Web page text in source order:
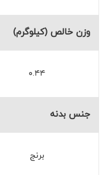
وزن خالص (کیلوگرم)
۰.۴۴
جنس بدنه
برنج